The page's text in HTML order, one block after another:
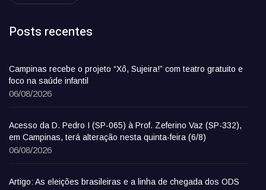
Posts recentes
Campinas recebe o projeto “Xô, Sujeira!” com teatro gratuito e
foco na saúde infantil
06/08/2026
Acesso da D. Pedro I (SP-065) à Prof. Zeferino Vaz (SP-332),
em Campinas, terá alteração nesta quinta-feira (6/8)
06/08/2026
Artigo: As eleições brasileiras e a linha de chegada dos ODS